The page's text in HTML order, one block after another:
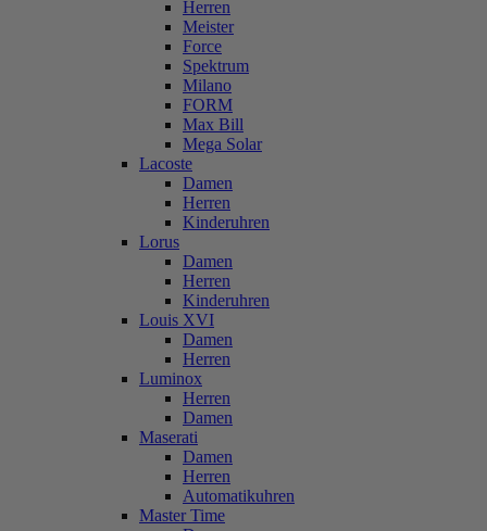
Herren
Meister
Force
Spektrum
Milano
FORM
Max Bill
Mega Solar
Lacoste
Damen
Herren
Kinderuhren
Lorus
Damen
Herren
Kinderuhren
Louis XVI
Damen
Herren
Luminox
Herren
Damen
Maserati
Damen
Herren
Automatikuhren
Master Time